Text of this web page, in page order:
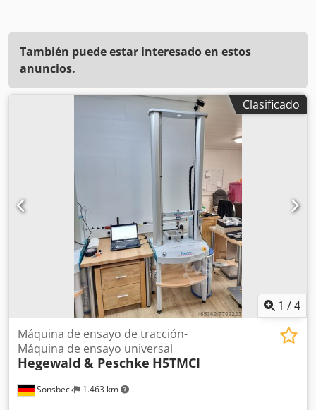
También puede estar interesado en estos
anuncios.
Clasificado
1 /4
Sonsbeck 1.463 km
Máquina de ensayo de tracción-
Máquina de ensayo universal
Hegewald & Peschke H5TMCI